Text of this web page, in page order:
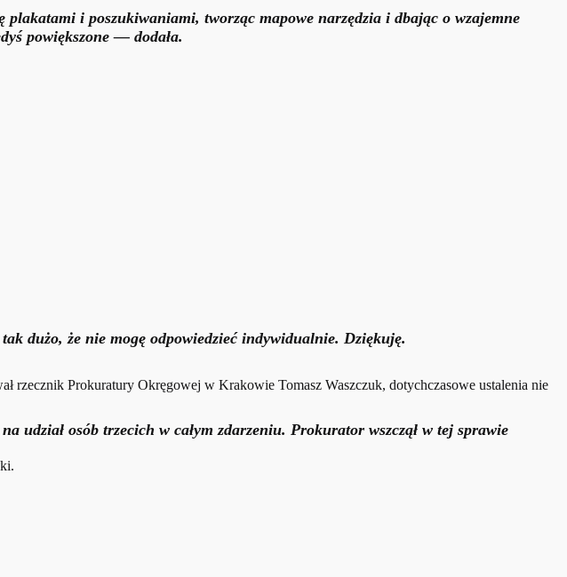
i poszukiwaniami, tworząc mapowe narzędzia i dbając o wzajemne
powiększone — dodała.
dużo, że nie mogę odpowiedzieć indywidualnie. Dziękuję.
rzecznik Prokuratury Okręgowej w Krakowie Tomasz Waszczuk, dotychczasowe ustalenia nie
udział osób trzecich w całym zdarzeniu. Prokurator wszczął w tej sprawie